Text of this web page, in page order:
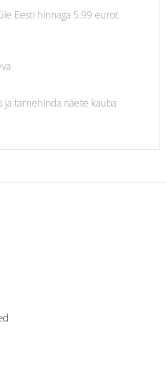
Eesti hinnaga 5.99 eurot.
ja tarnehinda näete kauba